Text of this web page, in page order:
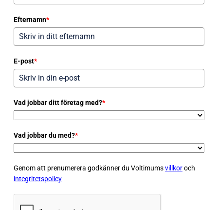
Efternamn*
E-post*
Vad jobbar ditt företag med?*
Vad jobbar du med?*
Genom att prenumerera godkänner du Voltimumsvillkoroch
integritetspolicy